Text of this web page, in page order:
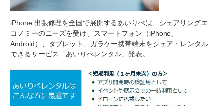
iPhone 出張修理を全国で展開するあいりぺは、シェアリングエ
コノミーのニーズを受け、スマートフォン（iPhone、
Android）、タブレット、ガラケー携帯端末をシェア・レンタル
できるサービス「あいりぺレンタル」発表。